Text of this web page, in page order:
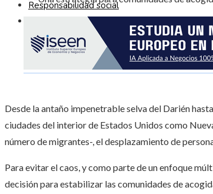
Responsabilidad social
Inversiones y negocios
Desde la antaño impenetrable selva del Darién
ciudades del interior de Estados Unidos como
número de migrantes-, el desplazamiento de
Para evitar el caos, y como parte de un enfoque
decisión para estabilizar las comunidades de